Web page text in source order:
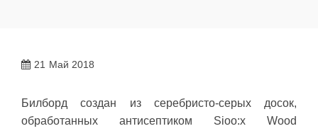
21 Май 2018
Билборд создан из серебристо-серых досок,
обработанных антисептиком Sioo:x Wood